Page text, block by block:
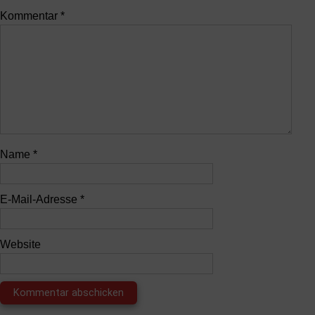
Kommentar *
Name *
E-Mail-Adresse *
Website